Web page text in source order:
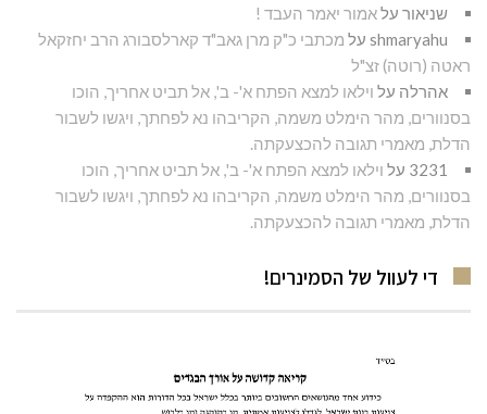
שניאור עלאמור יאמר העבד !
shmaryahu על מכתבי כ"ק מרן גאב"ד קארלסבורג הרב יחזקאל
ראטה (רוטה) זצ"ל
אהרלה על וילאו למצא הפתח א'- ב', אל תביט אחריך, הוכו
בסנוורים, מהר הימלט משמה, הקריבהו נא לפחתך, ויגשו לשבור
הדלת, מאמרי תגובה להכצעקתה.
3231 על וילאו למצא הפתח א'- ב', אל תביט אחריך, הוכו
בסנוורים, מהר הימלט משמה, הקריבהו נא לפחתך, ויגשו לשבור
הדלת, מאמרי תגובה להכצעקתה.
די לעוול של הסמינרים!